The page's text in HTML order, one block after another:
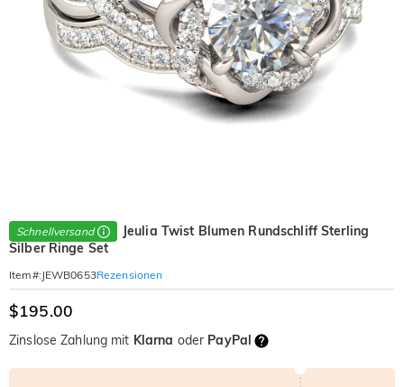
Schnellversand
Jeulia Twist Blumen Rundschliff Sterling
Silber Ringe Set
Item#: JEWB0653Rezensionen
$195.00
Zinslose Zahlung mit Klarna oder PayPal